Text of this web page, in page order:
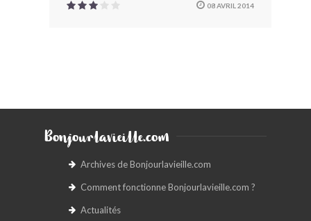
08 AVRIL 2014
Bonjourlavieille.com
Archives de Bonjourlavieille.com
Comment fonctionne Bonjourlavieille.com ?
Actualités